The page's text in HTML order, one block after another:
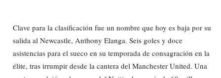
Clave para la clasificación fue un nombre que hoy es baja por su
salida al Newcastle, Anthony Elanga. Seis goles y doce
asistencias para el sueco en su temporada de consagración en la
élite, tras irrumpir desde la cantera del Manchester United. Una